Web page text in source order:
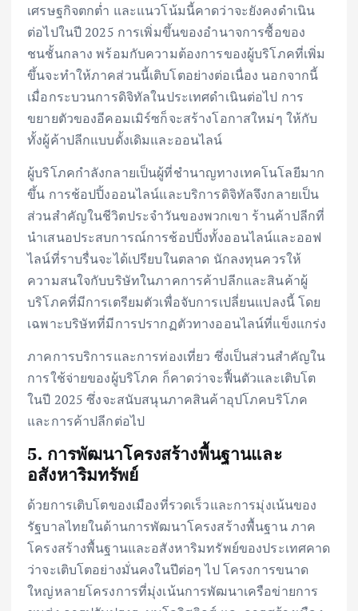
เศรษฐกิจตกต่ำ และแนวโน้มนี้คาดว่าจะยังคงดำเนิน
ต่อไปในปี 2025 การเพิ่มขึ้นของอำนาจการซื้อของ
ชนชั้นกลาง พร้อมกับความต้องการของผู้บริโภคที่เพิ่ม
ขึ้นจะทำให้ภาคส่วนนี้เติบโตอย่างต่อเนื่อง นอกจากนี้
เมื่อกระบวนการดิจิทัลในประเทศดำเนินต่อไป การ
ขยายตัวของอีคอมเมิร์ซก็จะสร้างโอกาสใหม่ๆ ให้กับ
ทั้งผู้ค้าปลีกแบบดั้งเดิมและออนไลน์
ผู้บริโภคกำลังกลายเป็นผู้ที่ชำนาญทางเทคโนโลยีมาก
ขึ้น การช้อปปิ้งออนไลน์และบริการดิจิทัลจึงกลายเป็น
ส่วนสำคัญในชีวิตประจำวันของพวกเขา ร้านค้าปลีกที่
นำเสนอประสบการณ์การช้อปปิ้งทั้งออนไลน์และออฟ
ไลน์ที่ราบรื่นจะได้เปรียบในตลาด นักลงทุนควรให้
ความสนใจกับบริษัทในภาคการค้าปลีกและสินค้าผู้
บริโภคที่มีการเตรียมตัวเพื่อจับการเปลี่ยนแปลงนี้ โดย
เฉพาะบริษัทที่มีการปรากฏตัวทางออนไลน์ที่แข็งแกร่ง
ภาคการบริการและการท่องเที่ยว ซึ่งเป็นส่วนสำคัญใน
การใช้จ่ายของผู้บริโภค ก็คาดว่าจะฟื้นตัวและเติบโต
ในปี 2025 ซึ่งจะสนับสนุนภาคสินค้าอุปโภคบริโภค
และการค้าปลีกต่อไป
5. การพัฒนาโครงสร้างพื้นฐานและ
อสังหาริมทรัพย์
ด้วยการเติบโตของเมืองที่รวดเร็วและการมุ่งเน้นของ
รัฐบาลไทยในด้านการพัฒนาโครงสร้างพื้นฐาน ภาค
โครงสร้างพื้นฐานและอสังหาริมทรัพย์ของประเทศคาด
ว่าจะเติบโตอย่างมั่นคงในปีต่อๆ ไป โครงการขนาด
ใหญ่หลายโครงการที่มุ่งเน้นการพัฒนาเครือข่ายการ